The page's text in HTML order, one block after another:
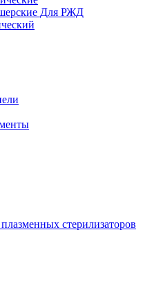
Для РЖД
стерилизаторов